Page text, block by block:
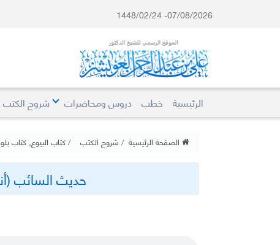
07/08/2026- 1448/02/24
الرئيسية خطب دروس ومحاضرات شروح الكتب
الصفحة الرئيسية شروح الكتب كتاب البيوع, كتاب
حديث السائب